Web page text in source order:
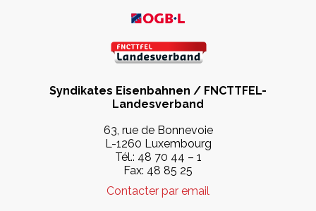
Syndikates Eisenbahnen / FNCTTFEL-
Landesverband
63, rue de Bonnevoie
L-1260 Luxembourg
Tél.: 48 70 44 – 1
Fax: 48 85 25
Contacter par email